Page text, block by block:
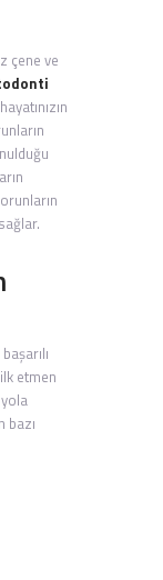
çene ve
etmen
bazı